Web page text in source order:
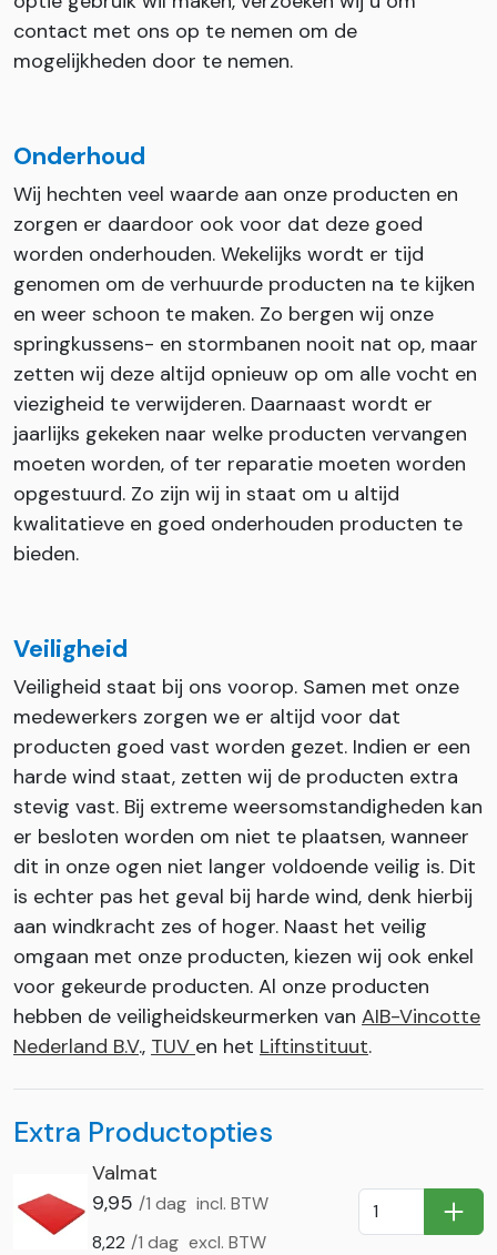
contact met ons op te nemen om de
mogelijkheden door te nemen.
Onderhoud
Wij hechten veel waarde aan onze producten en
zorgen er daardoor ook voor dat deze goed
worden onderhouden. Wekelijks wordt er tijd
genomen om de verhuurde producten na te kijken
en weer schoon te maken. Zo bergen wij onze
springkussens- en stormbanen nooit nat op, maar
zetten wij deze altijd opnieuw op om alle vocht en
viezigheid te verwijderen. Daarnaast wordt er
jaarlijks gekeken naar welke producten vervangen
moeten worden, of ter reparatie moeten worden
opgestuurd. Zo zijn wij in staat om u altijd
kwalitatieve en goed onderhouden producten te
bieden.
Veiligheid
Veiligheid staat bij ons voorop. Samen met onze
medewerkers zorgen we er altijd voor dat
producten goed vast worden gezet. Indien er een
harde wind staat, zetten wij de producten extra
stevig vast. Bij extreme weersomstandigheden kan
er besloten worden om niet te plaatsen, wanneer
dit in onze ogen niet langer voldoende veilig is. Dit
is echter pas het geval bij harde wind, denk hierbij
aan windkracht zes of hoger. Naast het veilig
omgaan met onze producten, kiezen wij ook enkel
voor gekeurde producten. Al onze producten
hebben de veiligheidskeurmerken van AIB-Vincotte
Nederland B.V., TUV en het Liftinstituut.
Extra Productopties
Valmat
9,95 /1 dag incl. BTW
8,22 /1 dag excl. BTW
In